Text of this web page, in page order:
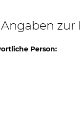
Angaben zur
Person: